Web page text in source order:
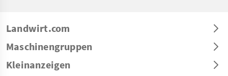
Landwirt.com
Maschinengruppen
Kleinanzeigen